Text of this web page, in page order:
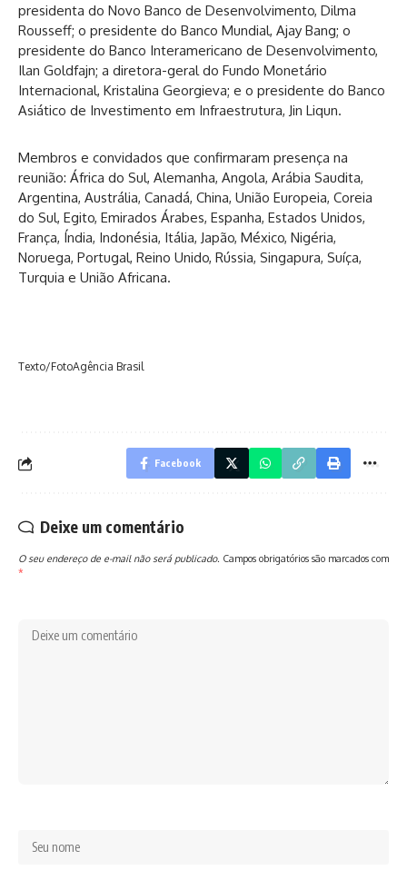
presidenta do Novo Banco de Desenvolvimento, Dilma
Rousseff; o presidente do Banco Mundial, Ajay Bang; o
presidente do Banco Interamericano de Desenvolvimento,
Ilan Goldfajn; a diretora-geral do Fundo Monetário
Internacional, Kristalina Georgieva; e o presidente do Banco
Asiático de Investimento em Infraestrutura, Jin Liqun.
Membros e convidados que confirmaram presença na
reunião: África do Sul, Alemanha, Angola, Arábia Saudita,
Argentina, Austrália, Canadá, China, União Europeia, Coreia
do Sul, Egito, Emirados Árabes, Espanha, Estados Unidos,
França, Índia, Indonésia, Itália, Japão, México, Nigéria,
Noruega, Portugal, Reino Unido, Rússia, Singapura, Suíça,
Turquia e União Africana.
Texto/FotoAgência Brasil
Facebook
Deixe um comentário
O seu endereço de e-mail não será publicado. Campos obrigatórios são marcados com
*